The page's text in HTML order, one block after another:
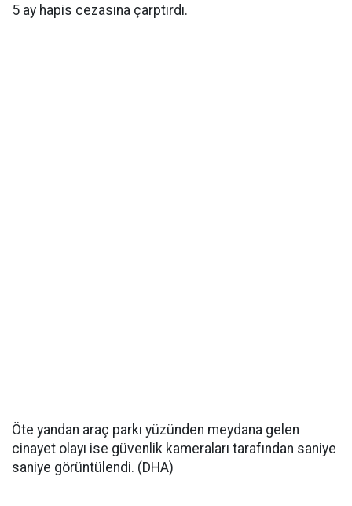
5 ay hapis cezasına çarptırdı.
Öte yandan araç parkı yüzünden meydana gelen
cinayet olayı ise güvenlik kameraları tarafından saniye
saniye görüntülendi. (DHA)